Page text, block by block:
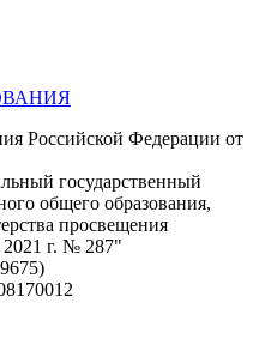
Российской Федерации от
государственный
общего образования,
просвещения
2021 г. № 287"